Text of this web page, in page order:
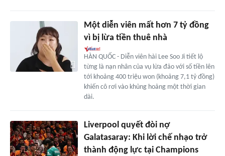
Một diễn viên mất hơn 7 tỷ đồng
vì bị lừa tiền thuê nhà
HÀN QUỐC - Diễn viên hài Lee Soo Ji tiết lộ
từng là nạn nhân của vụ lừa đảo với số tiền lên
tới khoảng 400 triệu won (khoảng 7,1 tỷ đồng)
khiến cô rơi vào khủng hoảng một thời gian
dài.
Liverpool quyết đòi nợ
Galatasaray: Khi lời chế nhạo trở
thành động lực tại Champions